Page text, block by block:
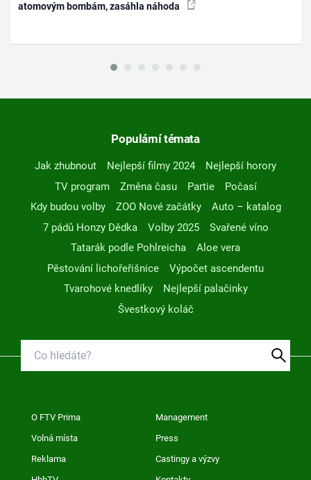
atomovým bombám, zasáhla náhoda
Populární témata
Jak zhubnout Nejlepší filmy 2024
Nejlepší horory
TV program
Změna času Partie
Počasí
Kdy budou volby
ZOO Nové začátky
Auto – katalog
7 pádů Honzy Dědka
Volby 2025
Svařené víno
Tatarák podle Pohlreicha
Aloe vera
Pěstování lichořeřišnice
Výpočet ascendentu
Tvarohové knedlíky
Nejlepší palačinky
Švestkový koláč
O FTV Prima Management
Volná místa Press
Reklama Castingy a výzvy